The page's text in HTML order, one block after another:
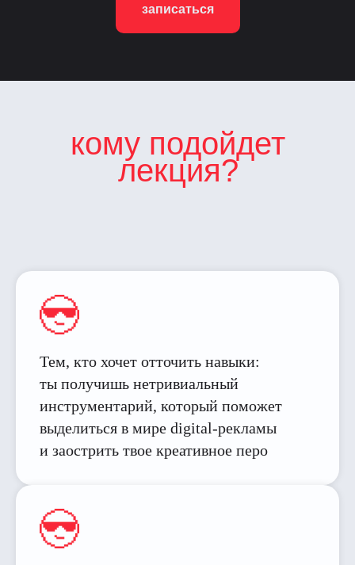
записаться
кому подойдет
лекция?
Тем, кто хочет отточить навыки:
ты получишь нетривиальный
инструментарий, который поможет
выделиться в мире digital-рекламы
и заострить твое креативное перо